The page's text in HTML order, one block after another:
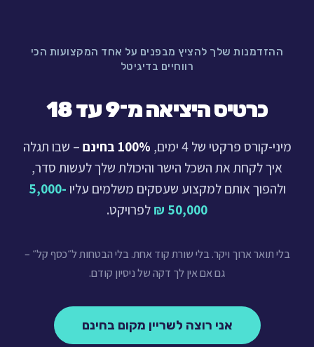
ההזדמנות שלך להציץ מבפנים על אחד המקצועות הכי
רווחיים בדיגיטל
כרטיס היציאה מ־9 עד 18
מיני-קורס פרקטי של 4 ימים, 100% בחינם
– שבו תגלה
איך לקחת את השכל הישר והיכולת שלך לעשות סדר,
ולהפוך אותם למקצוע שעסקים משלמים עליו 5,000-
50,000 ₪
לפרויקט.
בלי תואר ארוך ויקר. בלי שורת קוד אחת. בלי הבטחות ל״כסף קל״ –
גם אם אין לך דקה של ניסיון קודם.
אני רוצה לשריין מקום בחינם